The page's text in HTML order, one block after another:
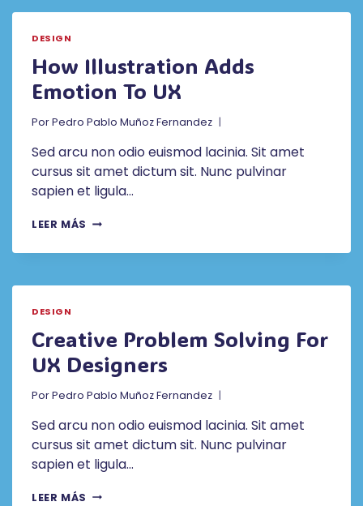
LETTER-
DESIGN
How Illustration Adds
Emotion To UX
PorPedro Pablo Muñoz Fernandez
Sed arcu non odio euismod lacinia. Sit amet
cursus sit amet dictum sit. Nunc pulvinar
sapien et ligula…
LEER MÁS HOW
ADDS
TO
DESIGN
Creative Problem Solving For
UX Designers
PorPedro Pablo Muñoz Fernandez
Sed arcu non odio euismod lacinia. Sit amet
cursus sit amet dictum sit. Nunc pulvinar
sapien et ligula…
LEER MÁS CREATIVE